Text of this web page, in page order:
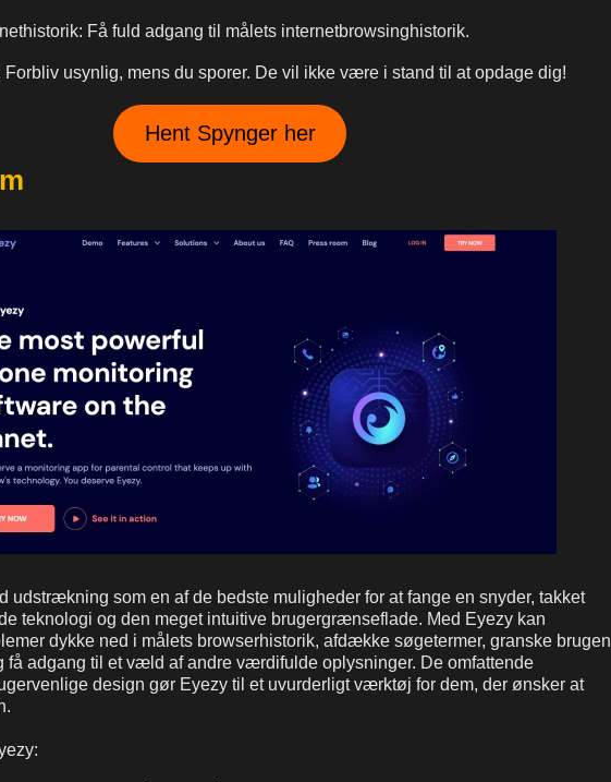
Få fuld adgang til målets internetbrowsinghistorik.
Forbliv usynlig, mens du sporer. De vil ikke være i stand til at opdage dig!
Hent Spynger her
udstrækning som en af de bedste muligheder for at fange en snyder, takket
teknologi og den meget intuitive brugergrænseflade. Med Eyezy kan
dykke ned i målets browserhistorik, afdække søgetermer, granske brugen
få adgang til et væld af andre værdifulde oplysninger. De omfattende
design gør Eyezy til et uvurderligt værktøj for dem, der ønsker at